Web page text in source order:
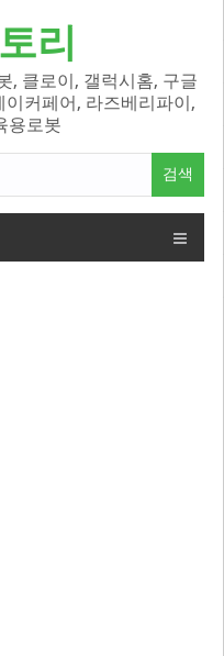
리
, 클로이, 갤럭시홈, 구글
커페어, 라즈베리파이,
용로봇